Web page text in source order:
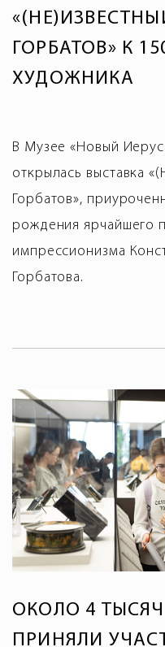
ГОРБАТОВ» К
ХУДОЖНИКА
В Музее «Новый
открылась выставка
Горбатов»,
рождения ярчайшего
импрессионизма
Горбатова.
ОКОЛО 4
ПРИНЯЛИ